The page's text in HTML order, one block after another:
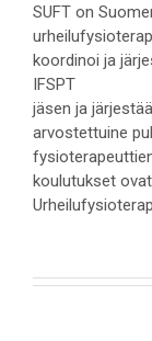
SUFT on
koordinoi ja
IFSPT
jäsen ja
arvostettuine
koulutukset